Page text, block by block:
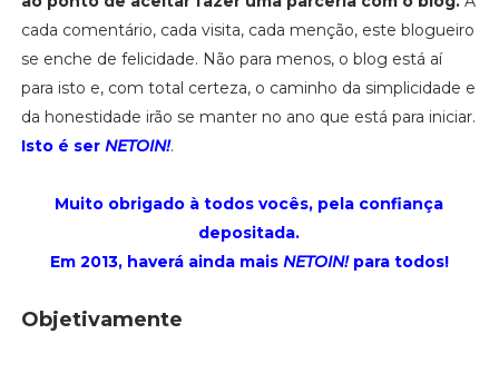
cada comentário, cada visita, cada menção, este blogueiro
se enche de felicidade. Não para menos, o blog está aí
para isto e, com total certeza, o caminho da simplicidade e
da honestidade irão se manter no ano que está para iniciar.
Isto é ser NETOIN!.
Muito obrigado à todos vocês, pela confiança
depositada.
Em 2013, haverá ainda mais NETOIN!para todos!
Objetivamente